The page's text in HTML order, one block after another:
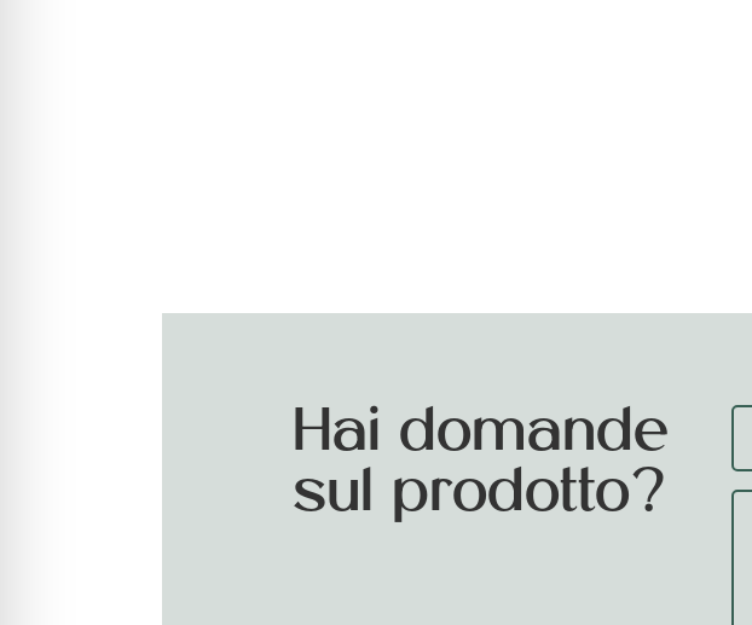
Hai domande
sul prodotto?